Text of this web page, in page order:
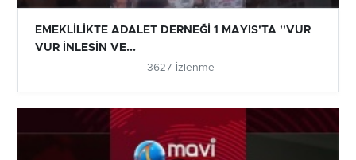
EMEKLİLİKTE ADALET DERNEĞİ 1 MAYIS'TA ''VUR
VUR İNLESİN VE...
3627 İzlenme